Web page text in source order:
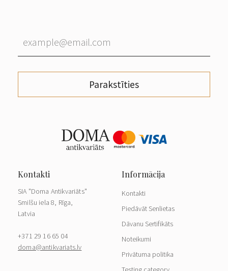
Parakstīties
SIA "Doma Antikvariāts"
Smilšu iela 8, Rīga,
Latvia
+371 29 16 65 04
doma@antikvariats.lv
Kontakti
Piedāvāt Senlietas
Dāvanu Sertifikāts
Noteikumi
Privātuma politika